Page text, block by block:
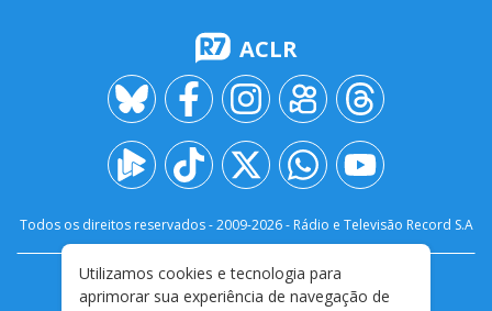
ACLR
Todos os direitos reservados - 2009-2026- Rádio e Televisão Record S.A
FALE CONOSCO
PRIVACIDADE
Utilizamos cookies e tecnologia para
aprimorar sua experiência de navegação de